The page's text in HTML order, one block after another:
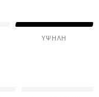
ΥΨΗΛΉ